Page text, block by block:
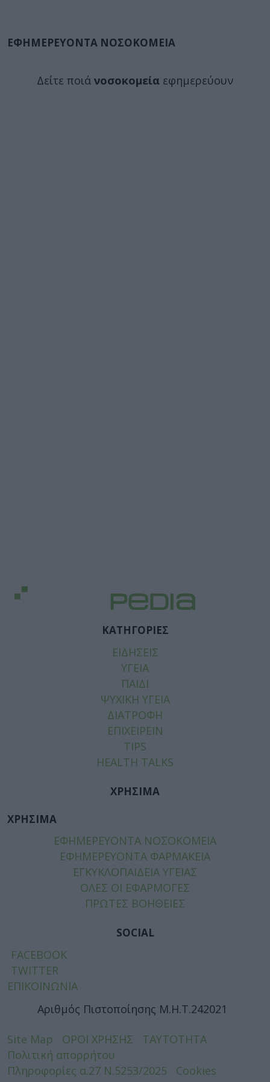
ΕΦΗΜΕΡΕΥΟΝΤΑ ΝΟΣΟΚΟΜΕΙΑ
Δείτε ποιά νοσοκομεία εφημερεύουν
ΚΑΤΗΓΟΡΙΕΣ
ΕΙΔΗΣΕΙΣ
ΥΓΕΙΑ
ΠΑΙΔΙ
ΨΥΧΙΚΗ ΥΓΕΙΑ
ΔΙΑΤΡΟΦΗ
ΕΠΙΧΕΙΡΕΙΝ
TIPS
HEALTH TALKS
ΧΡΗΣΙΜΑ
ΧΡΗΣΙΜΑ
ΕΦΗΜΕΡΕΥΟΝΤΑ ΝΟΣΟΚΟΜΕΙΑ
ΕΦΗΜΕΡΕΥΟΝΤΑ ΦΑΡΜΑΚΕΙΑ
ΕΓΚΥΚΛΟΠΑΙΔΕΙΑ ΥΓΕΙΑΣ
ΟΛΕΣ ΟΙ ΕΦΑΡΜΟΓΕΣ
ΠΡΩΤΕΣ ΒΟΗΘΕΙΕΣ
SOCIAL
FACEBOOK
TWITTER
ΕΠΙΚΟΙΝΩΝΙΑ
Αριθμός Πιστοποίησης Μ.Η.Τ.242021
Site Map ΟΡΟΙ ΧΡΗΣΗΣ
ΤΑΥΤΟΤΗΤΑ
Πολιτική απορρήτου
Πληροφορίες α.27 Ν.5253/2025
Cookies